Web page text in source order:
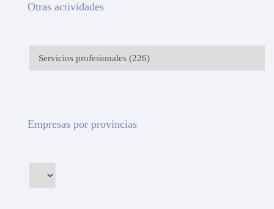
Otras actividades
Empresas por provincias